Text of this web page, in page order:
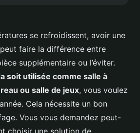
se refroidissent, avoir une
faire la différence entre
supplémentaire ou l’éviter.
soit utilisée comme salle à
ou salle de jeux, vous voulez
Cela nécessite un bon
Vous vous demandez peut-